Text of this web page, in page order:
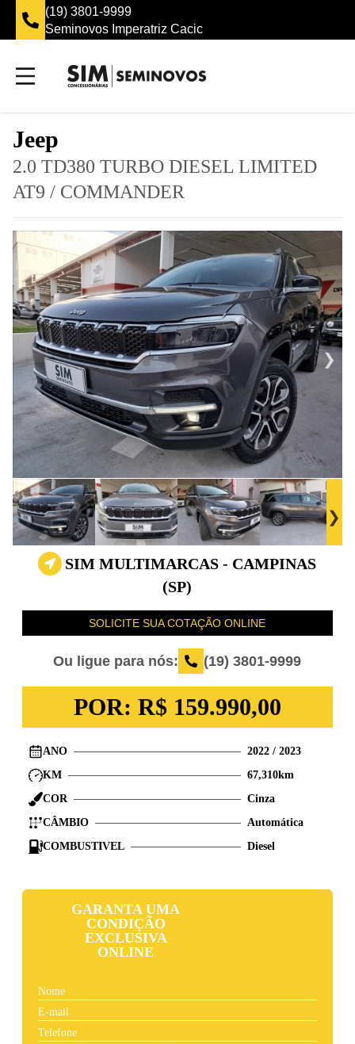
(19) 3801-9999
Seminovos Imperatriz Cacic
Jeep
2.0 TD380 TURBO DIESEL LIMITED
AT9 / COMMANDER
SIM MULTIMARCAS - CAMPINAS
(SP)
SOLICITE SUA COTAÇÃO ONLINE
Ou ligue para nós: (19) 3801-9999
POR: R$ 159.990,00
ANO 2022/ 2023
KM
67,310km
COR
Cinza
CÂMBIO
Automática
COMBUSTIVEL
Diesel
GARANTA UMA
CONDIÇÃO
EXCLUSIVA
ONLINE